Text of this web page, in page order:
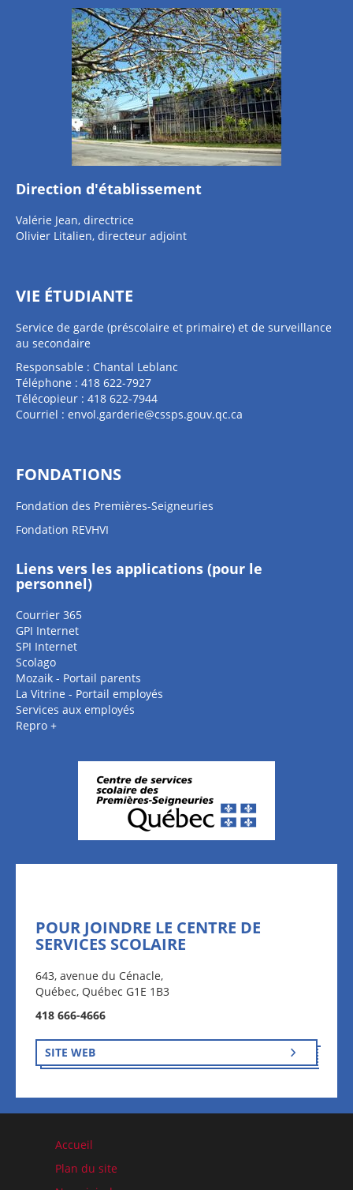
Direction d'établissement
Valérie Jean, directrice
Olivier Litalien, directeur adjoint
VIE ÉTUDIANTE
Service de garde (préscolaire et primaire) et de surveillance
au secondaire
Responsable : Chantal Leblanc
Téléphone : 418 622-7927
Télécopieur : 418 622-7944
Courriel : envol.garderie@cssps.gouv.qc.ca
FONDATIONS
Fondation des Premières-Seigneuries
Fondation REVHVI
Liens vers les applications (pour le
personnel)
Courrier 365
GPI Internet
SPI Internet
Scolago
Mozaik - Portail parents
La Vitrine - Portail employés
Services aux employés
Repro +
POUR JOINDRE LE CENTRE DE
SERVICES SCOLAIRE
643, avenue du Cénacle,
Québec, Québec G1E 1B3
418 666-4666
SITE WEB
Accueil
Plan du site